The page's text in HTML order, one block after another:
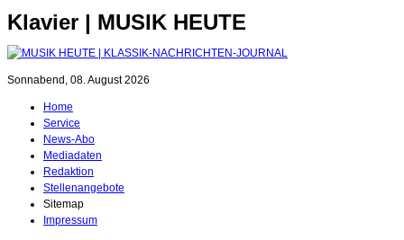
Klavier | MUSIK HEUTE
Sonnabend, 08. August 2026
Home
Service
News-Abo
Mediadaten
Redaktion
Stellenangebote
Sitemap
Impressum